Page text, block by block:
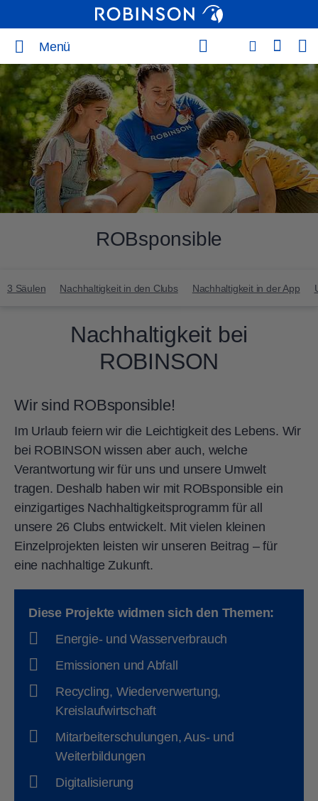
Menü
ROBsponsible
3 Säulen Nachhaltigkeit in den Clubs Nachhaltigkeit in der App
Nachhaltigkeit bei
ROBINSON
Wir sind ROBsponsible!
Im Urlaub feiern wir die Leichtigkeit des Lebens. Wir
bei ROBINSON wissen aber auch, welche
Verantwortung wir für uns und unsere Umwelt
tragen. Deshalb haben wir mit ROBsponsible ein
einzigartiges Nachhaltigkeitsprogramm für all
unsere 26 Clubs entwickelt. Mit vielen kleinen
Einzelprojekten leisten wir unseren Beitrag – für
eine nachhaltige Zukunft.
Diese Projekte widmen sich den Themen:
Energie- und Wasserverbrauch
Emissionen und Abfall
Recycling, Wiederverwertung,
Kreislaufwirtschaft
Mitarbeiterschulungen, Aus- und
Weiterbildungen
Digitalisierung